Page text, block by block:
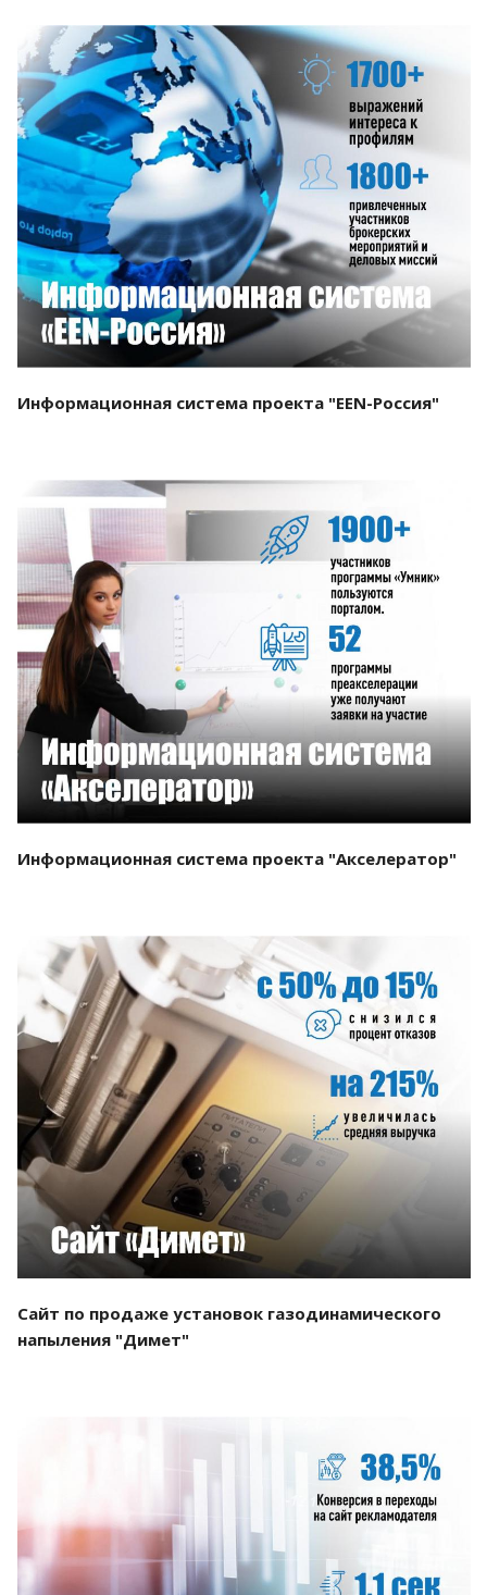
Смотреть проект
Информационная система проекта "EEN-Россия"
Смотреть проект
Информационная система проекта "Акселератор"
Смотреть проект
Сайт по продаже установок газодинамического
напыления "Димет"